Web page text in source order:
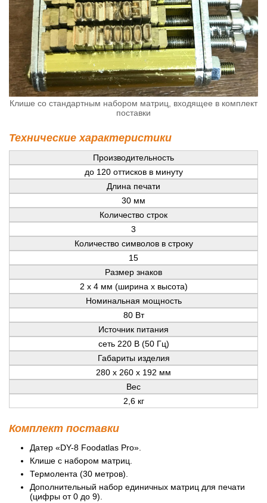
Клише со стандартным набором матриц, входящее в комплект
поставки
Технические характеристики
Производительность
до 120 оттисков в минуту
Длина печати
30 мм
Количество строк
3
Количество символов в строку
15
Размер знаков
2 x 4 мм (ширина x высота)
Номинальная мощность
80 Вт
Источник питания
сеть 220 В (50 Гц)
Габариты изделия
280 x 260 x 192 мм
Вес
2,6 кг
Комплект поставки
Датер «DY-8 Foodatlas Pro».
Клише с набором матриц.
Термолента (30 метров).
Дополнительный набор единичных матриц для печати
(цифры от 0 до 9).